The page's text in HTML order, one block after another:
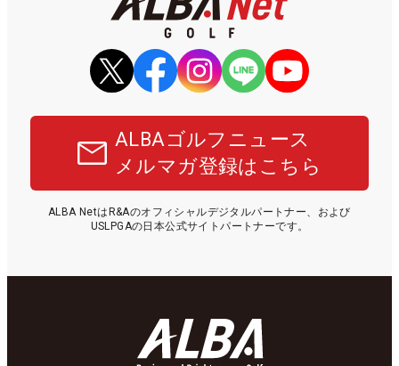
ALBAゴルフニュース
メルマガ登録はこちら
ALBA NetはR&Aのオフィシャルデジタルパートナー、および
USLPGAの日本公式サイトパートナーです。